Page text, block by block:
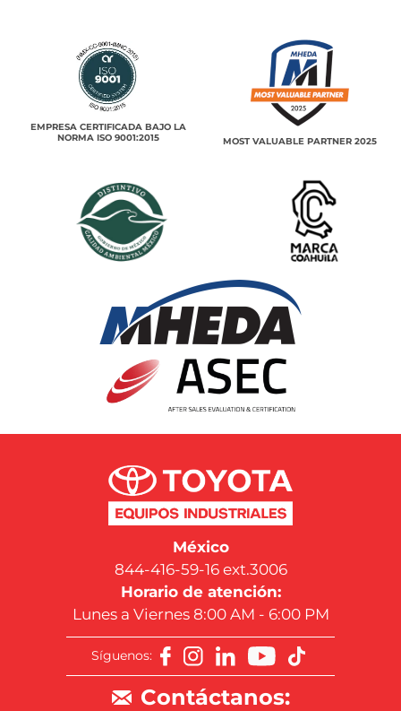
EMPRESA CERTIFICADA BAJO LA
NORMA ISO 9001:2015
MOST VALUABLE PARTNER 2025
México
844-416-59-16 ext.3006
Horario de atención:
Lunes a Viernes 8:00 AM - 6:00 PM
Síguenos:
Contáctanos: